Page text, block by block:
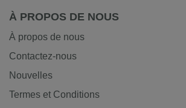
À PROPOS DE NOUS
À propos de nous
Contactez-nous
Nouvelles
Termes et Conditions